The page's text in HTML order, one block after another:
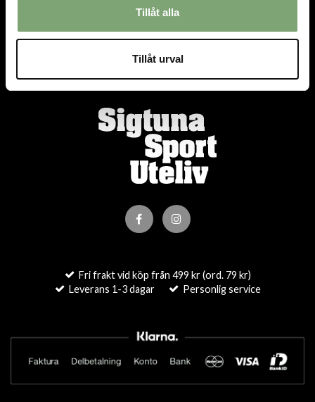
Tillåt alla
Tillåt urval
Kontakta oss
Logga in
Om cookies
Fri frakt vid köp från 499 kr (ord. 79 kr)
Leverans 1-3 dagar
Personlig service